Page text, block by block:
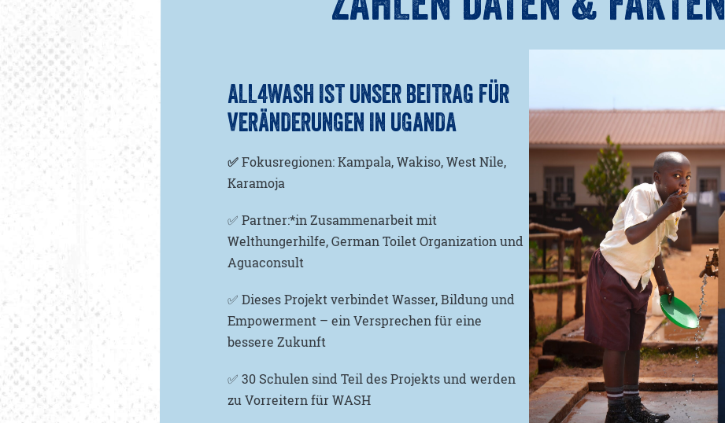
ALL4WASH IST UNSER BEITRAG FÜR
VERÄNDERUNGEN IN UGANDA
✅Fokusregionen: Kampala, Wakiso, West Nile,
Karamoja
✅ Partner:*in Zusammenarbeit mit
Welthungerhilfe, German Toilet Organization und
Aguaconsult
✅ Dieses Projekt verbindet Wasser, Bildung und
Empowerment – ein Versprechen für eine
bessere Zukunft
✅ 30 Schulen sind Teil des Projekts und werden
zu Vorreitern für WASH